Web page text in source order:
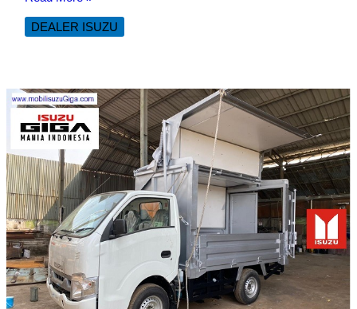
Depok
dan
Isuzu
Karya
Zirang
DEALER ISUZU